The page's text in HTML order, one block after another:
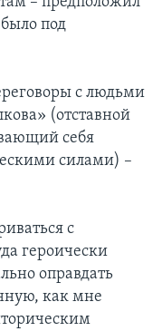
под
с людьми
(отставной
себя
силами) –
с
героически
оправдать
как мне